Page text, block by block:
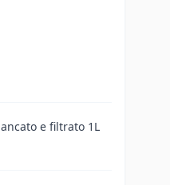
e filtrato 1L